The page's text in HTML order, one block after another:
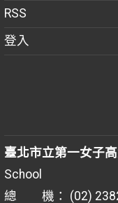
RSS
登入
臺北市立第一女子
School
總 機： (02)